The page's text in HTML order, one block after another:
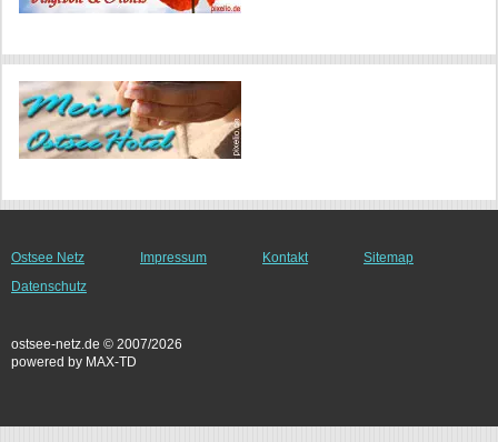
Ostsee Netz Impressum Kontakt
Sitemap
Datenschutz
ostsee-netz.de © 2007/2026
powered by MAX-TD